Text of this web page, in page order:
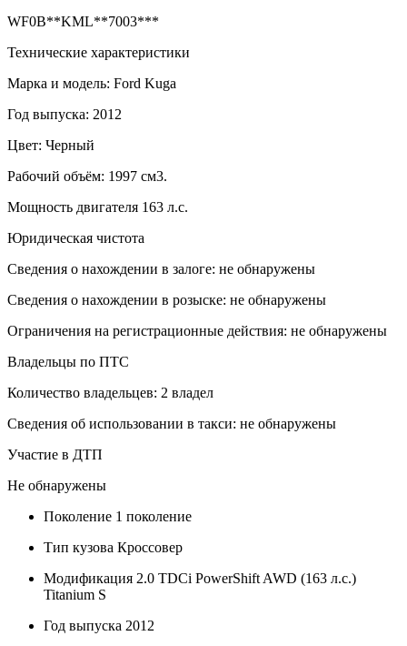
WF0B**KML**7003***
Технические характеристики
Марка и модель: Ford Kuga
Год выпуска: 2012
Цвет: Черный
Рабочий объём: 1997 см3.
Мощность двигателя 163 л.с.
Юридическая чистота
Сведения о нахождении в залоге: не обнаружены
Сведения о нахождении в розыске: не обнаружены
Ограничения на регистрационные действия: не обнаружены
Владельцы по ПТС
Количество владельцев: 2 владел
Сведения об использовании в такси: не обнаружены
Участие в ДТП
Не обнаружены
Поколение 1 поколение
Тип кузова Кроссовер
Модификация 2.0 TDCi PowerShift AWD (163 л.с.)
Titanium S
Год выпуска 2012